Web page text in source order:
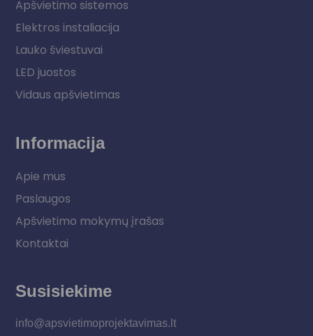
Apšvietimo sistemos
Elektros instaliacija
Lauko šviestuvai
LED juostos
Vidaus apšvietimas
Informacija
Apie mus
Paslaugos
Apšvietimo mokymų įrašas
Kontaktai
Susisiekime
info@apsvietimoprojektavimas.lt